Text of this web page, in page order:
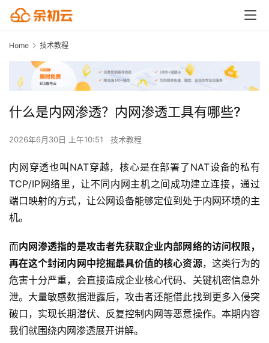
Home 技术教程
什么是内网渗透？内网渗透工具有哪些?
2026年6月30日 上午10:51 技术教程
内网穿透也叫NAT穿越，核心是在部署了NAT设备的私有
TCP/IP网络里，让不同内网主机之间成功建立连接，通过
端口映射的方式，让公网设备能够定位到处于内网环境的主
机。
而内网渗透指的是攻击者先获取企业内部网络的访问权限，
再在这个封闭内网中挖掘最具价值的核心资源，这类行为的
危害十分严重，会直接造成企业核心代码、关键机密信息外
泄。大量敏感数据泄露后，攻击者还能借此找到更多入侵突
破口，实现长期潜伏、反复控制内网等恶意操作。本期内容
我们就围绕内网渗透展开讲解。